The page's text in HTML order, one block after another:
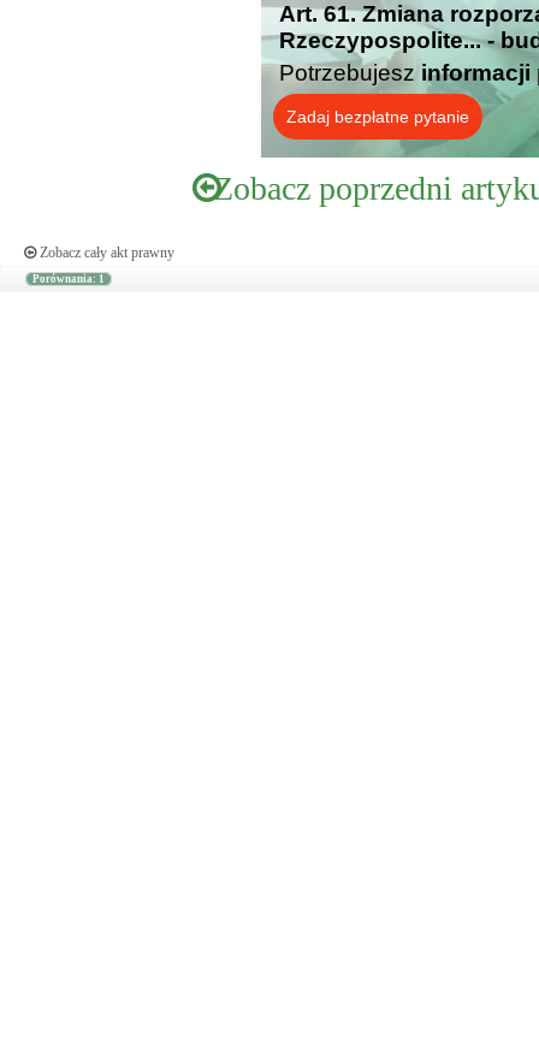
Art. 61. Zmiana
Rzeczypospolite... -
Potrzebujesz informacji
Zadaj bezpłatne pytanie
Zobacz poprzedni
Zobacz cały akt prawny
Porównania: 1